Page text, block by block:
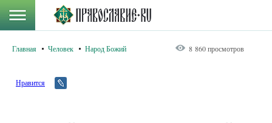
Главная Человек Народ Божий 8 860 просмотров
Нравится